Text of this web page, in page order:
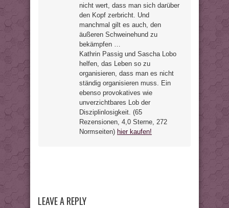
nicht wert, dass man sich darüber
den Kopf zerbricht. Und
manchmal gilt es auch, den
äußeren Schweinehund zu
bekämpfen …
Kathrin Passig und Sascha Lobo
helfen, das Leben so zu
organisieren, dass man es nicht
ständig organisieren muss. Ein
ebenso provokatives wie
unverzichtbares Lob der
Disziplinlosigkeit. (65
Rezensionen, 4,0 Sterne, 272
Normseiten) hier kaufen!
LEAVE A REPLY